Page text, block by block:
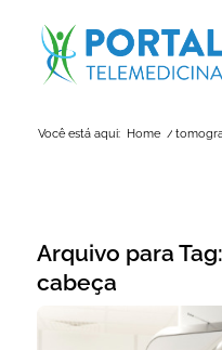
Você está aqui: Home /
Arquivo para Tag:
cabeça